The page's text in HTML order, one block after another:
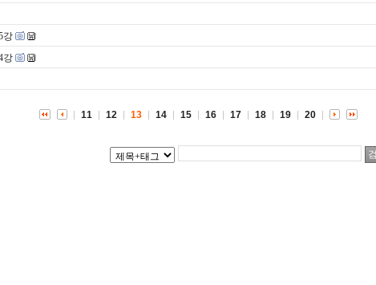
강
강
11 12 13 14 15 16 17 18 19 20